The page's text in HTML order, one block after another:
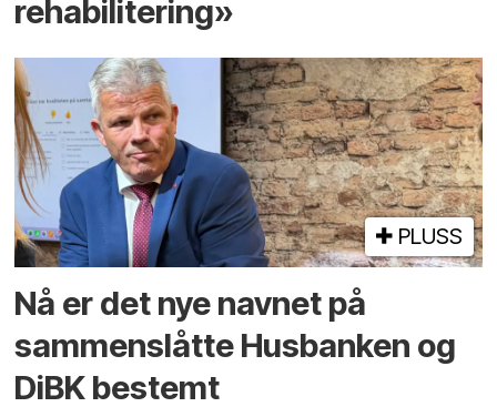
rehabilitering»
PLUSS
Nå er det nye navnet på
sammenslåtte Husbanken og
DiBK bestemt